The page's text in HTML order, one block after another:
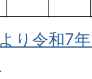
り令和7